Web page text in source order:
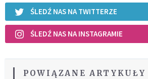
ŚLEDŹ NAS NA TWITTERZE
ŚLEDŹ NAS NA INSTAGRAMIE
POWIĄZANE ARTYKUŁY